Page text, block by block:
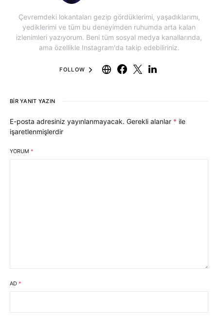
Çevremdeki lokantaları gezip gördüklerimi, yaşadıklarımı,
yediklerimi ve tüm bu deneyimden ruhumda arta kalan
izlenimleri yazıyorum. Beni tüm sosyal medya kanallarında,
ama özellikle Instagram'da takip edebiliriniz.
FOLLOW
BIR YANIT YAZIN
E-posta adresiniz yayınlanmayacak. Gerekli alanlar * ile
işaretlenmişlerdir
YORUM *
AD *